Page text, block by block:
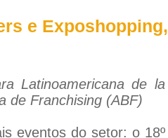
e Exposhopping,
Latinoamericana de la
de Franchising (ABF)
eventos do setor: o 18º